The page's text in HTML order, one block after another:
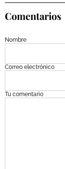
Comentarios
Nombre
Correo electrónico
Tu comentario